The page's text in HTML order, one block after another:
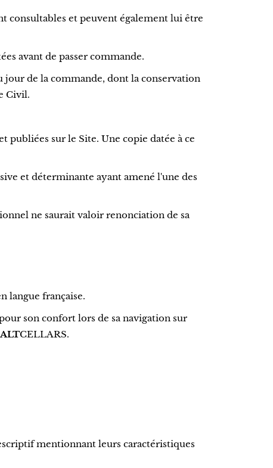
consultables et peuvent également lui être
avant de passer commande.
jour de la commande, dont la conservation
Civil.
publiées sur le Site. Une copie datée à ce
et déterminante ayant amené l'une des
ne saurait valoir renonciation de sa
langue française.
son confort lors de sa navigation sur
ALTCELLARS.
mentionnant leurs caractéristiques